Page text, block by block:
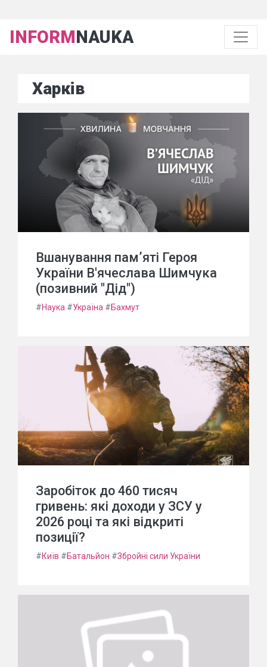
INFORMNAUKA
Харків
Вшанування пам’яті Героя
України В'ячеслава Шимчука
(позивний "Дід")
#Наука #Україна #Бахмут
Заробіток до 460 тисяч
гривень: які доходи у ЗСУ у
2026 році та які відкриті
позиції?
#Київ #Батальйон #Збройні сили України